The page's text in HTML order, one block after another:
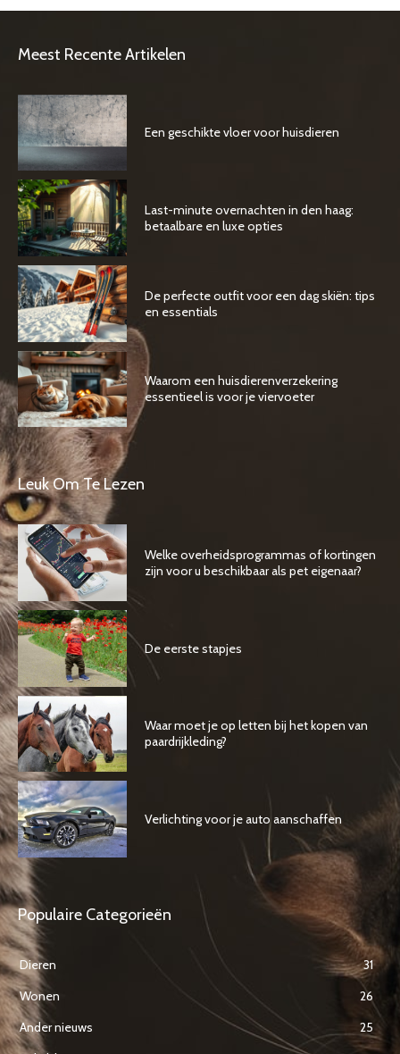
Meest Recente Artikelen
Een geschikte vloer voor huisdieren
Last-minute overnachten in den haag:
betaalbare en luxe opties
De perfecte outfit voor een dag skiën: tips
en essentials
Waarom een huisdierenverzekering
essentieel is voor je viervoeter
Leuk Om Te Lezen
Welke overheidsprogrammas of kortingen
zijn voor u beschikbaar als pet eigenaar?
De eerste stapjes
Waar moet je op letten bij het kopen van
paardrijkleding?
Verlichting voor je auto aanschaffen
Populaire Categorieën
Dieren
31
Wonen
26
Ander nieuws
25